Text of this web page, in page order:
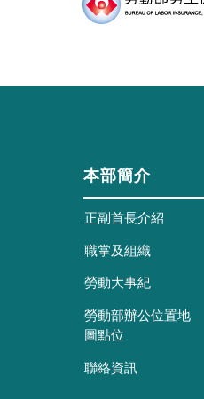
本部簡介
正副首長介紹
職掌及組織
勞動大事紀
勞動部辦公位置地
圖點位
聯絡資訊